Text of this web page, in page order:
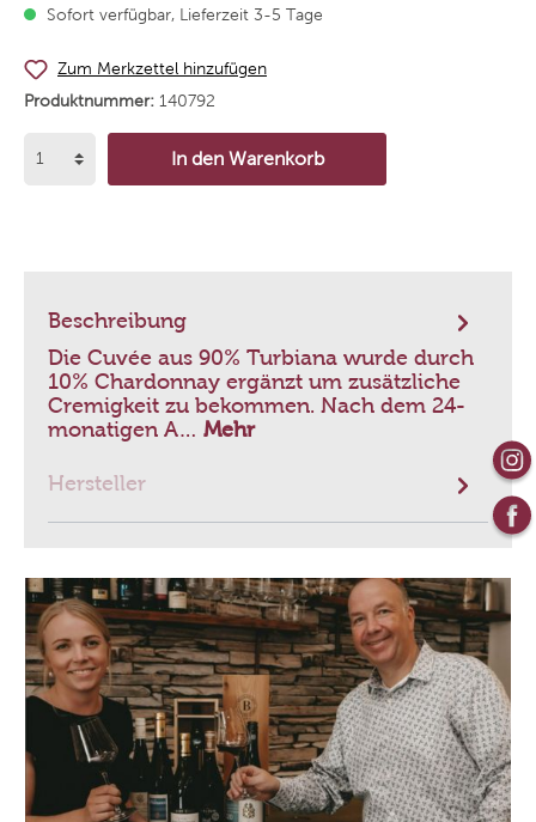
Sofort verfügbar, Lieferzeit 3-5 Tage
Zum Merkzettel hinzufügen
Produktnummer: 140792
In den Warenkorb
Beschreibung
Die Cuvée aus 90% Turbiana wurde durch
10% Chardonnay ergänzt um zusätzliche
Cremigkeit zu bekommen. Nach dem 24-
monatigen A… Mehr
Hersteller